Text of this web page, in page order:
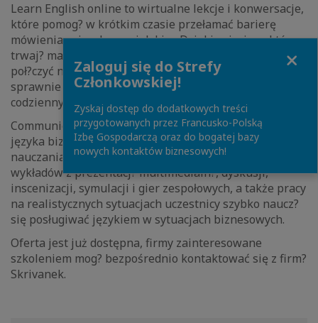
Learn English online to wirtualne lekcje i konwersacje,
które pomog? w krótkim czasie przełamać barierę
mówienia w języku angielskim. Dzięki zajęciom, które
trwaj? maksymalnie 45 minut bez problemu można
poł?czyć naukę i wypoczynek. Uczestnicy naucz? się
sprawnie posługiwać językiem w sytuacjach
codziennych i biznesowych.
Communicate in business to intensywne warsztaty
języka biznesowego. Dzięki zastosowaniu wielu metod
nauczania: ćwiczeń indywidualnych, pracy w grupach,
wykładów z prezentacj? multimedialn?, dyskusji,
inscenizacji, symulacji i gier zespołowych, a także pracy
na realistycznych sytuacjach uczestnicy szybko naucz?
się posługiwać językiem w sytuacjach biznesowych.
Oferta jest już dostępna, firmy zainteresowane
szkoleniem mog? bezpośrednio kontaktować się z firm?
Skrivanek.
Zaloguj się do Strefy
Członkowskiej!
Zyskaj dostęp do dodatkowych treści
przygotowanych przez Francusko-Polską
Izbę Gospodarczą oraz do bogatej bazy
nowych kontaktów biznesowych!